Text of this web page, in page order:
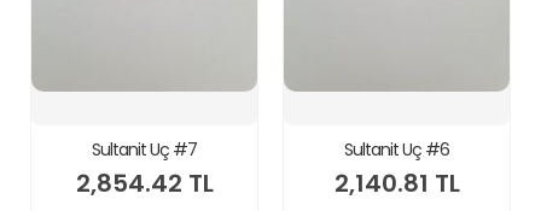
Sultanit Uç #7
2,854.42 TL
Sultanit Uç #6
2,140.81 TL